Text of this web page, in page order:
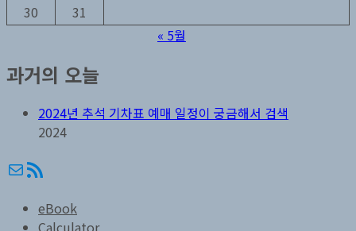
30
31
« 5월
과거의 오늘
2024년 추석 기차표 예매 일정이 궁금해서 검색
2024
메일RSS
eBook